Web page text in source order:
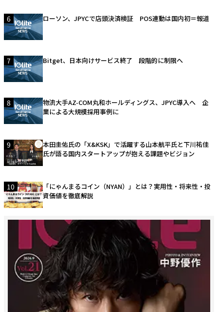
6 ローソン、JPYCで店頭決済検証 POS連動は国内初＝報道
7 Bitget、日本向けサービス終了 段階的に制限へ
8
物流大手AZ-COM丸和ホールディングス、JPYC導入へ 企
業による大規模採用事例に
9
本田圭佑氏の「X&KSK」で活躍する山本航平氏と下川祐佳
氏が語る国内スタートアップが抱える課題やビジョン
10
「にゃんまるコイン（NYAN）」とは？実用性・将来性・投
資価値を徹底解説